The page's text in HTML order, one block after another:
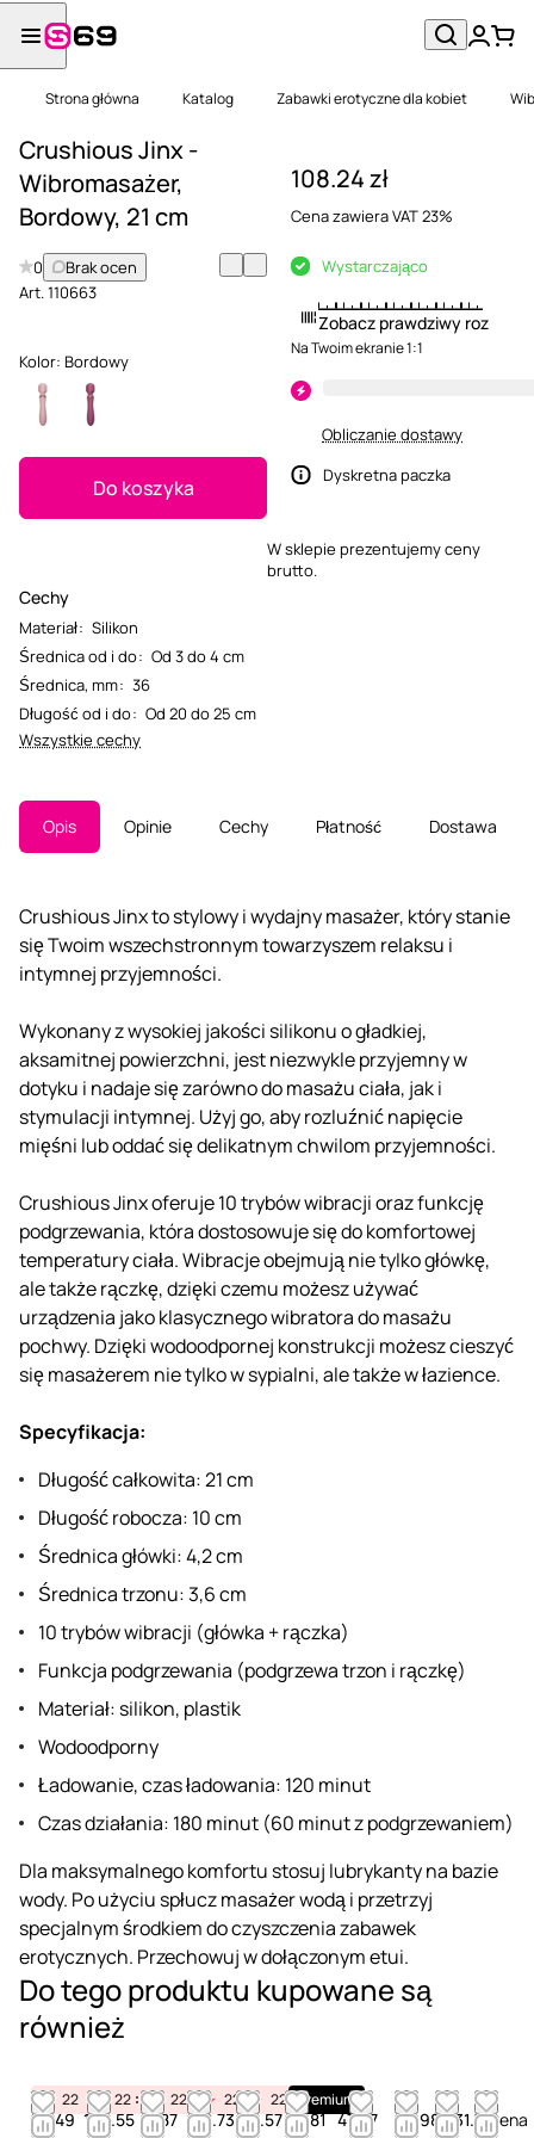
Strona główna Katalog Zabawki erotyczne dla kobiet
Crushious Jinx -
Wibromasażer,
Bordоwy, 21 cm
0
Brak ocen
Art.110663
Kolor: Bordоwy
Do koszyka
Cechy
Materiał: Silikon
Średnica od i do: Od 3 do 4 cm
Średnica, mm: 36
Długość od i do: Od 20 do 25 cm
Wszystkie cechy
108.24 zł
Cena zawiera VAT 23%
Wystarczająco
Zobacz prawdziwy rozmiar
Na Twoim ekranie 1:1
Obliczanie dostawy
Dyskretna paczka
W sklepie prezentujemy ceny
brutto.
Opis Opinie Cechy Płatność Dostawa
Crushious Jinx to stylowy i wydajny masażer, który stanie
się Twoim wszechstronnym towarzyszem relaksu i
intymnej przyjemności.
Wykonany z wysokiej jakości silikonu o gładkiej,
aksamitnej powierzchni, jest niezwykle przyjemny w
dotyku i nadaje się zarówno do masażu ciała, jak i
stymulacji intymnej. Użyj go, aby rozluźnić napięcie
mięśni lub oddać się delikatnym chwilom przyjemności.
Crushious Jinx oferuje 10 trybów wibracji oraz funkcję
podgrzewania, która dostosowuje się do komfortowej
temperatury ciała. Wibracje obejmują nie tylko główkę,
ale także rączkę, dzięki czemu możesz używać
urządzenia jako klasycznego wibratora do masażu
pochwy. Dzięki wodoodpornej konstrukcji możesz cieszyć
się masażerem nie tylko w sypialni, ale także w łazience.
Specyfikacja:
Długość całkowita: 21 cm
Długość robocza: 10 cm
Średnica główki: 4,2 cm
Średnica trzonu: 3,6 cm
10 trybów wibracji (główka + rączka)
Funkcja podgrzewania (podgrzewa trzon i rączkę)
Materiał: silikon, plastik
Wodoodporny
Ładowanie, czas ładowania: 120 minut
Czas działania: 180 minut (60 minut z podgrzewaniem)
Dla maksymalnego komfortu stosuj lubrykanty na bazie
wody. Po użyciu spłucz masażer wodą i przetrzyj
specjalnym środkiem do czyszczenia zabawek
erotycznych. Przechowuj w dołączonym etui.
Do tego produktu kupowane są
również
22 10 32
34.49
22 10 32
120.55
22 10 32
41.87
22 10 32
38.73
22 10 32
39.57
Premium
57.81 47.97
11.98 131.77Cena